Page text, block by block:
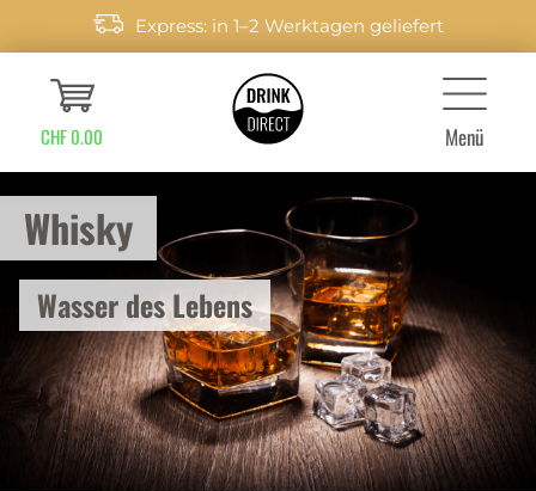
Express: in 1–2 Werktagen geliefert
CHF 0.00 Menü
Whisky
Wasser des Lebens